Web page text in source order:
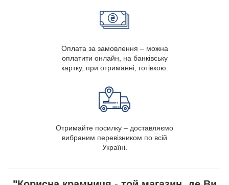
Оплата за замовлення – можна
оплатити онлайн, на банківську
картку, при отриманні, готівкою.
Отримайте посилку – доставляємо
вибраним перевізником по всій
Україні.